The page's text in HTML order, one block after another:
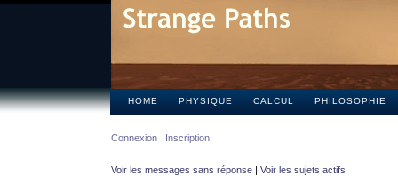
HOME PHYSIQUE CALCUL PHILOSOPHIE
Connexion Inscription
Voir les messages sans réponse | Voir les sujets actifs